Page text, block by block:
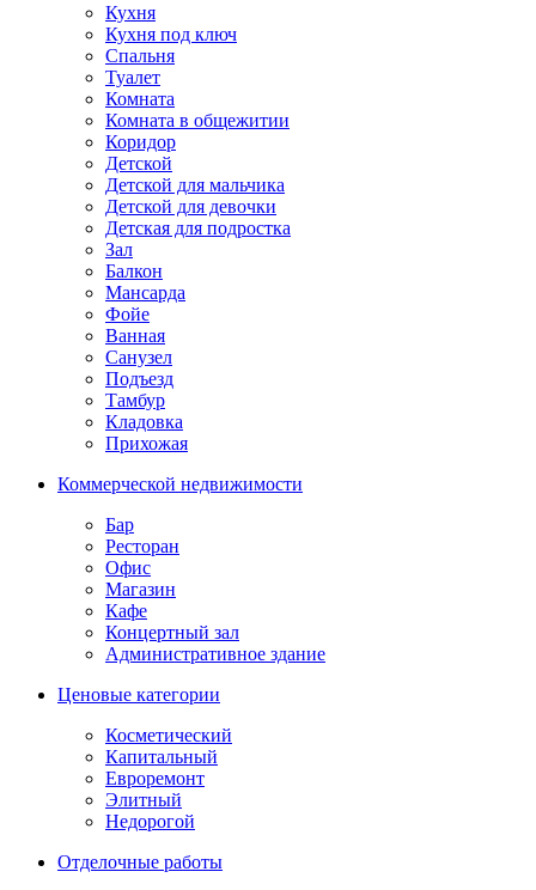
Кухня
Кухня под ключ
Спальня
Туалет
Комната
Комната в общежитии
Коридор
Детской
Детской для мальчика
Детской для девочки
Детская для подростка
Зал
Балкон
Мансарда
Фойе
Ванная
Санузел
Подъезд
Тамбур
Кладовка
Прихожая
Коммерческой недвижимости
Бар
Ресторан
Офис
Магазин
Кафе
Концертный зал
Административное здание
Ценовые категории
Косметический
Капитальный
Евроремонт
Элитный
Недорогой
Отделочные работы